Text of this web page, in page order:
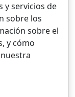
servicios de
sobre los
sobre el
y cómo